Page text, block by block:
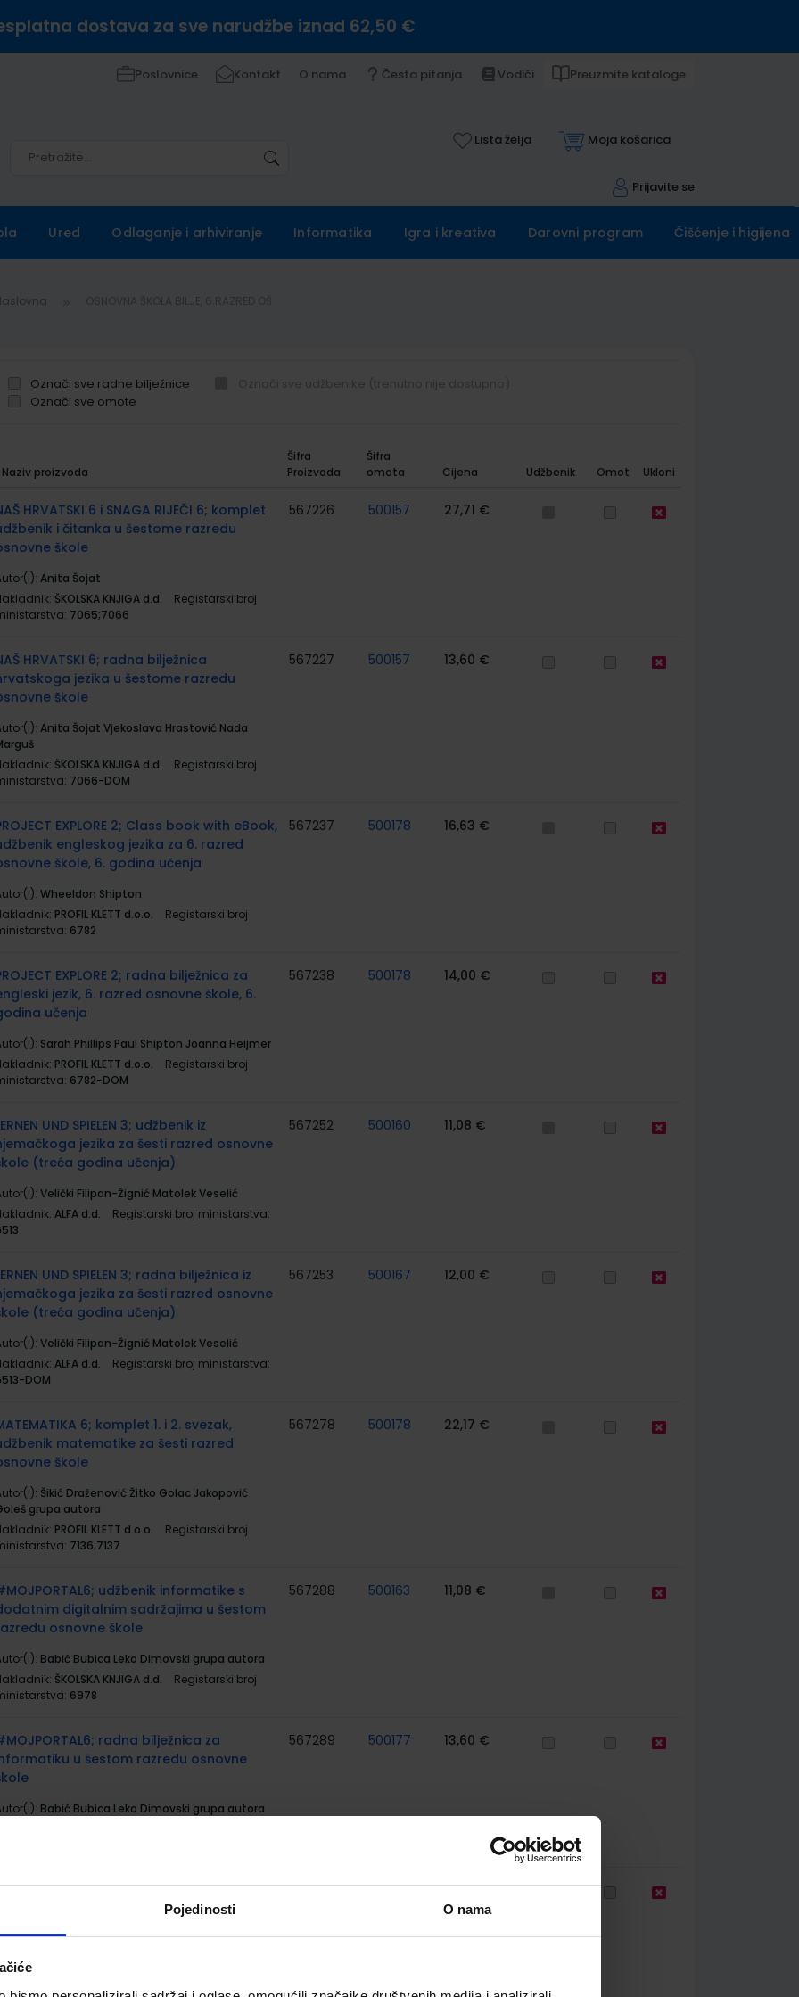
Pojedinosti O nama
dostava za sve narudžbe iznad 62,50 €
Poslovnice Kontakt O nama Česta pitanja Vodiči Preuzmite kataloge
Lista želja Moja košarica
Prijavite se
Ured Odlaganje i arhiviranje Informatika Igra i kreativa Darovni program Čišćenje i higijena
Označi sve radne bilježnice
Označi sve omote
Naziv proizvoda
Šifra
Proizvoda
Šifra
omota
Cijena Udžbenik Omot Ukloni
HRVATSKI 6 i SNAGA RIJEČI 6; komplet
i čitanka u šestome razredu
škole
Anita Šojat
ŠKOLSKA KNJIGA d.d.
Registarski broj
7065;7066
567226 500157 27,71 €
HRVATSKI 6; radna bilježnica
jezika u šestome razredu
škole
Anita Šojat Vjekoslava Hrastović Nada
ŠKOLSKA KNJIGA d.d.
Registarski broj
7066-DOM
567227 500157 13,60 €
EXPLORE 2; Class book with eBook,
engleskog jezika za 6. razred
škole, 6. godina učenja
Wheeldon Shipton
PROFIL KLETT d.o.o.
Registarski broj
6782
567237 500178 16,63 €
EXPLORE 2; radna bilježnica za
jezik, 6. razred osnovne škole, 6.
učenja
Sarah Phillips Paul Shipton Joanna Heijmer
PROFIL KLETT d.o.o.
Registarski broj
6782-DOM
567238 500178 14,00 €
UND SPIELEN 3; udžbenik iz
jezika za šesti razred osnovne
(treća godina učenja)
Velički Filipan-Žignić Matolek Veselić
ALFA d.d.
Registarski broj ministarstva:
567252 500160 11,08 €
UND SPIELEN 3; radna bilježnica iz
jezika za šesti razred osnovne
(treća godina učenja)
Velički Filipan-Žignić Matolek Veselić
ALFA d.d.
Registarski broj ministarstva:
DOM
567253 500167 12,00 €
6; komplet 1. i 2. svezak,
matematike za šesti razred
škole
Šikić Draženović Žitko Golac Jakopović
grupa autora
PROFIL KLETT d.o.o.
Registarski broj
7136;7137
567278 500178 22,17 €
udžbenik informatike s
digitalnim sadržajima u šestom
osnovne škole
Babić Bubica Leko Dimovski grupa autora
ŠKOLSKA KNJIGA d.d.
Registarski broj
6978
567288 500163 11,08 €
radna bilježnica za
u šestom razredu osnovne
Babić Bubica Leko Dimovski grupa autora
567289 500177 13,60 €
6; udžbenik iz prirode za šesti
Bastić Begić Bakarić Kralj Golub
567292 500160 11,08 €